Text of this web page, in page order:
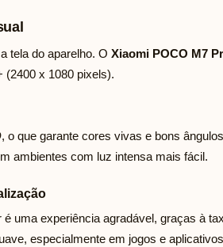
tela do aparelho. O Xiaomi POCO M7
(2400 x 1080 pixels).
, o que garante cores vivas e bons
ambientes com luz intensa mais fácil.
uma experiência agradável, graças à
especialmente em jogos e